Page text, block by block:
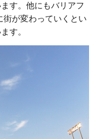
す。他にもバリアフ
街が変わっていくとい
す。